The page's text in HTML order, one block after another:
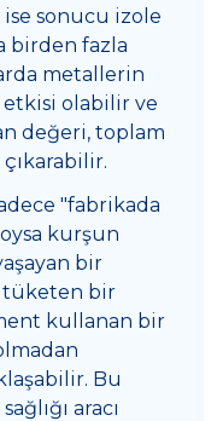
sonucu izole
birden fazla
metallerin
olabilir ve
değeri, toplam
"fabrikada
kurşun
bir
tüketen bir
kullanan bir
Bu
aracı